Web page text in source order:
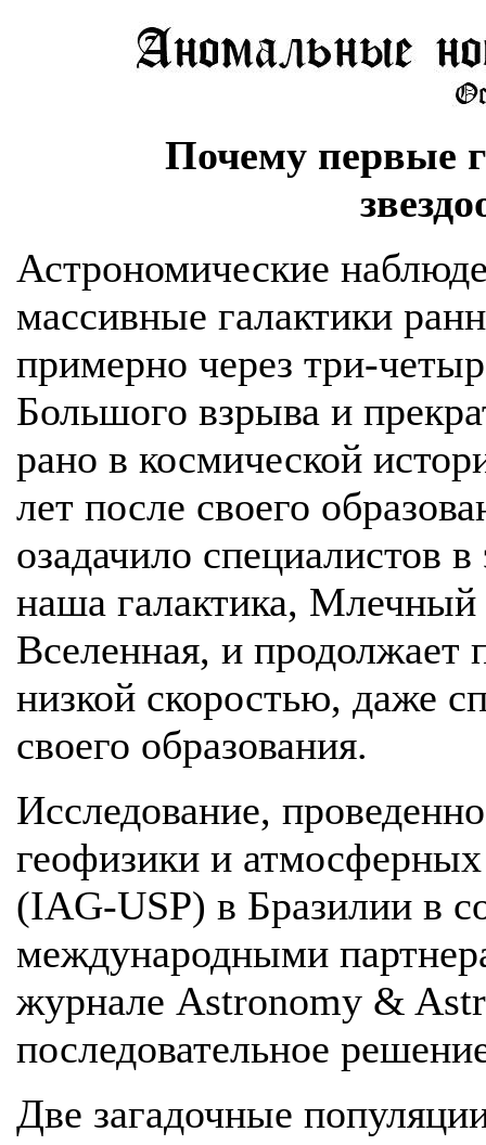
Почему первые
Астрономические
массивные галактики
примерно через три-
Большого взрыва и
рано в космической
лет после своего
озадачило специалистов
наша галактика, Млечный
Вселенная, и продолжает
низкой скоростью, даже
своего образования.
Исследование,
геофизики и
(IAG-USP) в Бразилии в
международными
журнале Astronomy &
последовательное
Две загадочные